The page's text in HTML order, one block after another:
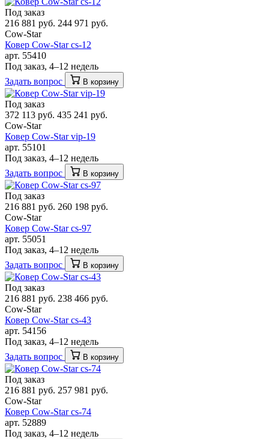
Под заказ
216 881 руб. 244 971 руб.
Cow-Star
Ковер Cow-Star cs-12
арт. 55410
Под заказ, 4–12 недель
Задать вопрос
В корзину
Под заказ
372 113 руб. 435 241 руб.
Cow-Star
Ковер Cow-Star vip-19
арт. 55101
Под заказ, 4–12 недель
Задать вопрос
В корзину
Под заказ
216 881 руб. 260 198 руб.
Cow-Star
Ковер Cow-Star cs-97
арт. 55051
Под заказ, 4–12 недель
Задать вопрос
В корзину
Под заказ
216 881 руб. 238 466 руб.
Cow-Star
Ковер Cow-Star cs-43
арт. 54156
Под заказ, 4–12 недель
Задать вопрос
В корзину
Под заказ
216 881 руб. 257 981 руб.
Cow-Star
Ковер Cow-Star cs-74
арт. 52889
Под заказ, 4–12 недель